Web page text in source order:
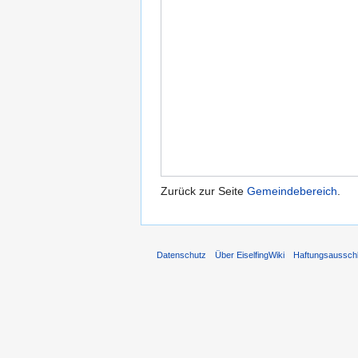
Zurück zur Seite Gemeindebereich.
Datenschutz Über EiselfingWiki